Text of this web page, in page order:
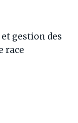
gestion des
race